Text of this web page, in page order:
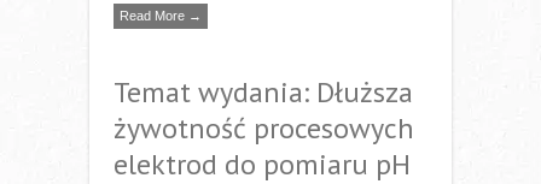
Read More →
Temat wydania: Dłuższa
żywotność procesowych
elektrod do pomiaru pH